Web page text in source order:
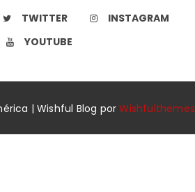
TWITTER
INSTAGRAM
YOUTUBE
| Wishful Blog porWishfulthemes